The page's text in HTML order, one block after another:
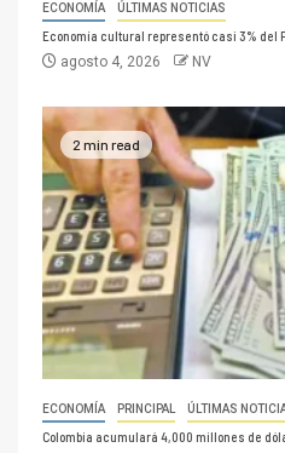
ECONOMÍA ÚLTIMAS NOTICIAS
Economía cultural representó casi 3% del
agosto 4, 2026 NV
2 min read
ECONOMÍA PRINCIPAL ÚLTIMAS
Colombia acumulará 4,000 millones de